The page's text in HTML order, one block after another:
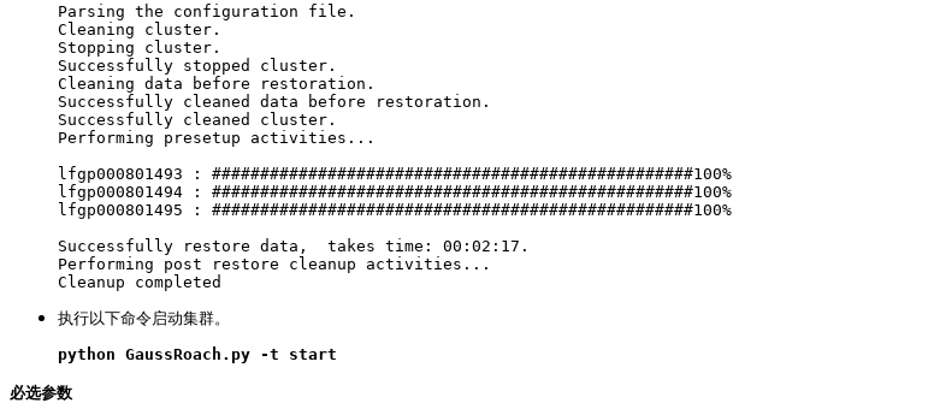
Parsing the configuration file.
Cleaning cluster.
Stopping cluster.
Successfully stopped cluster.
Cleaning data before restoration.
Successfully cleaned data before restoration.
Successfully cleaned cluster.
Performing presetup activities...
lfgp000801493 : ##################################################100%
lfgp000801494 : ##################################################100%
lfgp000801495 : ##################################################100%
Successfully restore data,  takes time: 00:02:17.
Performing post restore cleanup activities...
Cleanup completed
执行以下命令启动集群。
python GaussRoach.py -t start
必选参数